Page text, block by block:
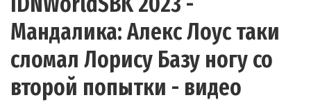
Мандалика: Алекс Лоус таки
сломал Лорису Базу ногу со
второй попытки - видео